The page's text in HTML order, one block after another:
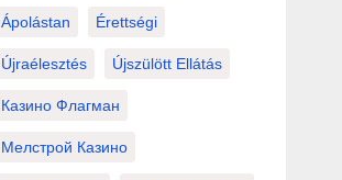
Ápolástan Érettségi
Újraélesztés Újszülött Ellátás
Казино Флагман
Мелстрой Казино